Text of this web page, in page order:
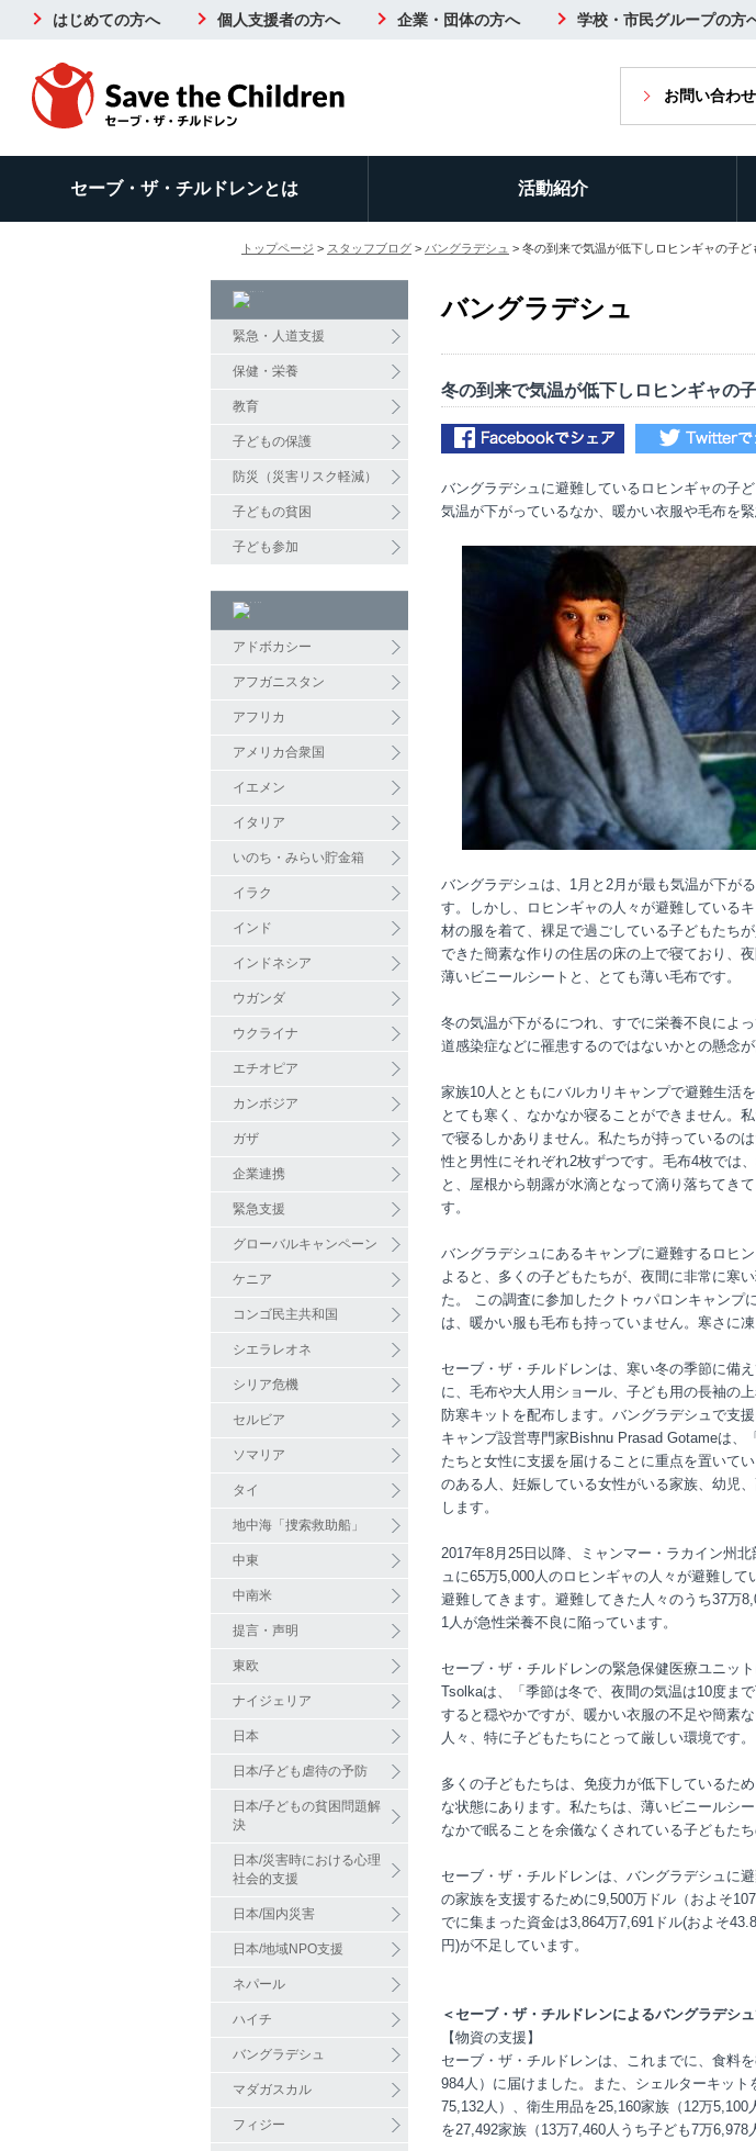
はじめての方へ 個人支援者の方へ 企業・団体の方へ 学校・市民グループの方
お問い合わせ
セーブ・ザ・チルドレンとは 活動紹介
トップページ > スタッフブログ > バングラデシュ > 冬の到来で気温が低下しロヒンギャの子
緊急・人道支援
保健・栄養
教育
子どもの保護
防災（災害リスク軽減）
子どもの貧困
子ども参加
アドボカシー
アフガニスタン
アフリカ
アメリカ合衆国
イエメン
イタリア
いのち・みらい貯金箱
イラク
インド
インドネシア
ウガンダ
ウクライナ
エチオピア
カンボジア
ガザ
企業連携
緊急支援
グローバルキャンペーン
ケニア
コンゴ民主共和国
シエラレオネ
シリア危機
セルビア
ソマリア
タイ
地中海「捜索救助船」
中東
中南米
提言・声明
東欧
ナイジェリア
日本
日本/子ども虐待の予防
日本/子どもの貧困問題解
決
日本/災害時における心理
社会的支援
日本/国内災害
日本/地域NPO支援
ネパール
ハイチ
バングラデシュ
マダガスカル
フィジー
バングラデシュ
冬の到来で気温が低下しロヒンギャの
バングラデシュに避難しているロヒンギャの子
気温が下がっているなか、暖かい衣服や毛布を緊
バングラデシュは、1月と2月が最も気温が下が
す。しかし、ロヒンギャの人々が避難している
材の服を着て、裸足で過ごしている子どもたち
できた簡素な作りの住居の床の上で寝ており、
薄いビニールシートと、とても薄い毛布です。
冬の気温が下がるにつれ、すでに栄養不良によ
道感染症などに罹患するのではないかとの懸念が
家族10人とともにバルカリキャンプで避難生活
とても寒く、なかなか寝ることができません。
で寝るしかありません。私たちが持っているの
性と男性にそれぞれ2枚ずつです。毛布4枚では
と、屋根から朝露が水滴となって滴り落ちてき
す。
バングラデシュにあるキャンプに避難するロヒ
よると、多くの子どもたちが、夜間に非常に寒
た。 この調査に参加したクトゥパロンキャンプ
は、暖かい服も毛布も持っていません。寒さに
セーブ・ザ・チルドレンは、寒い冬の季節に備
に、毛布や大人用ショール、子ども用の長袖の
防寒キットを配布します。バングラデシュで支
キャンプ設営専門家Bishnu Prasad Gotameは、
たちと女性に支援を届けることに重点を置いて
のある人、妊娠している女性がいる家族、幼児
します。
2017年8月25日以降、ミャンマー・ラカイン州
ュに65万5,000人のロヒンギャの人々が避難し
避難してきます。避難してきた人々のうち37万
1人が急性栄養不良に陥っています。
セーブ・ザ・チルドレンの緊急保健医療ユニッ
Tsolkaは、「季節は冬で、夜間の気温は10度ま
すると穏やかですが、暖かい衣服の不足や簡素
人々、特に子どもたちにとって厳しい環境です。
多くの子どもたちは、免疫力が低下しているた
な状態にあります。私たちは、薄いビニールシ
なかで眠ることを余儀なくされている子どもた
セーブ・ザ・チルドレンは、バングラデシュに
の家族を支援するために9,500万ドル（およそ
でに集まった資金は3,864万7,691ドル(およそ
円)が不足しています。
＜セーブ・ザ・チルドレンによるバングラデシ
【物資の支援】
セーブ・ザ・チルドレンは、これまでに、食料
984人）に届けました。また、シェルターキット
75,132人）、衛生用品を25,160家族（12万
を27,492家族（13万7,460人うち子ども7万6,978